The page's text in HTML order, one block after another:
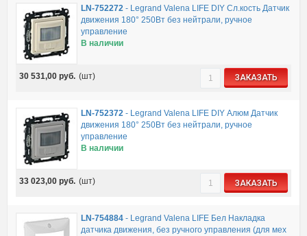
LN-752272- Legrand Valena LIFE DIY Сл.кость Датчик
движения 180° 250Вт без нейтрали, ручное
управление
В наличии
30 531,00 руб. (шт) ЗАКАЗАТЬ
LN-752372- Legrand Valena LIFE DIY Алюм Датчик
движения 180° 250Вт без нейтрали, ручное
управление
В наличии
33 023,00 руб. (шт) ЗАКАЗАТЬ
LN-754884- Legrand Valena LIFE Бел Накладка
датчика движения, без ручного управления (для мех